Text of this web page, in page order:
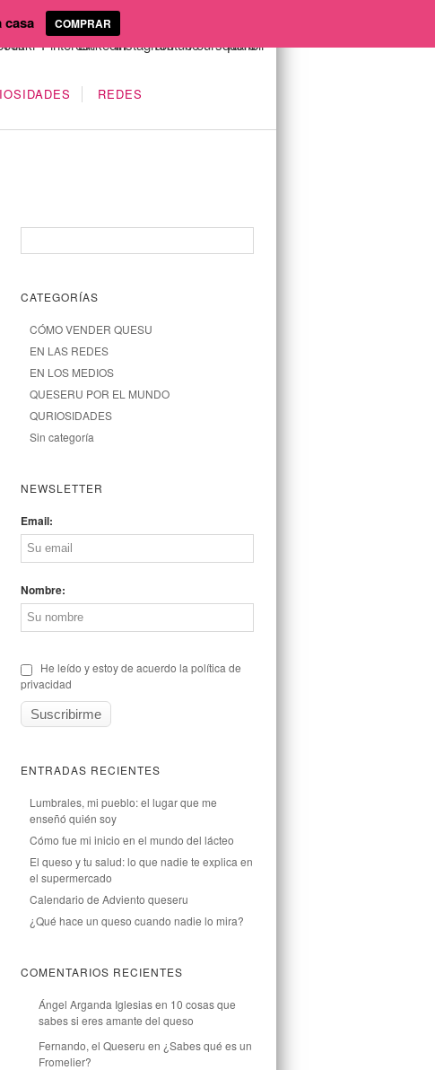
REDES
CATEGORÍAS
CÓMO VENDER QUESU
EN LAS REDES
EN LOS MEDIOS
QUESERU POR EL MUNDO
QURIOSIDADES
Sin categoría
NEWSLETTER
Email:
Nombre:
He leído y estoy de acuerdo la política de
privacidad
ENTRADAS RECIENTES
Lumbrales, mi pueblo: el lugar que me
enseñó quién soy
Cómo fue mi inicio en el mundo del lácteo
El queso y tu salud: lo que nadie te explica en
el supermercado
Calendario de Adviento queseru
¿Qué hace un queso cuando nadie lo mira?
COMENTARIOS RECIENTES
Ángel Arganda Iglesiasen 10 cosas que
sabes si eres amante del queso
Fernando, el Queseru en ¿Sabes qué es un
Fromelier?
casa COMPRAR